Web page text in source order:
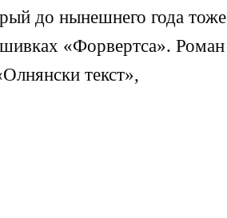
до нынешнего года тоже
«Форвертса». Роман
текст»,